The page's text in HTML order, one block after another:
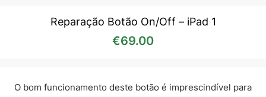
Reparação Botão On/Off – iPad 1
€69.00
O bom funcionamento deste botão é imprescindível para